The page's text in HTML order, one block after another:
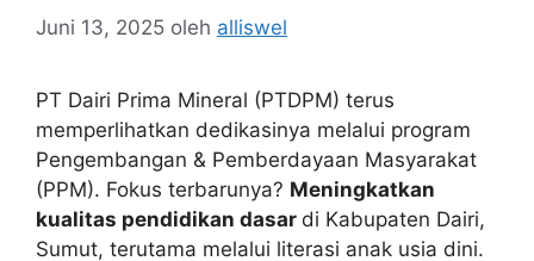
Juni 13, 2025 oleh alliswel
PT Dairi Prima Mineral (PTDPM) terus
memperlihatkan dedikasinya melalui program
Pengembangan & Pemberdayaan Masyarakat
(PPM). Fokus terbarunya? Meningkatkan
kualitas pendidikan dasar di Kabupaten Dairi,
Sumut, terutama melalui literasi anak usia dini.